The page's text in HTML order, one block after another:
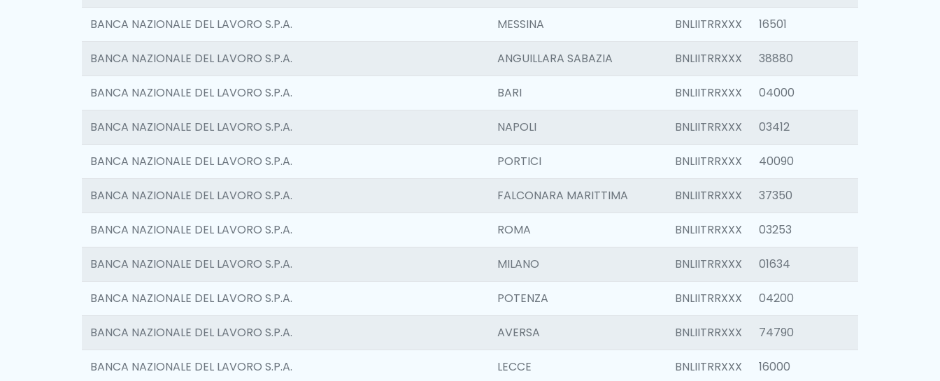
BANCA NAZIONALE DEL LAVORO S.P.A. MESSINA BNLIITRRXXX 16501
BANCA NAZIONALE DEL LAVORO S.P.A. ANGUILLARA SABAZIA BNLIITRRXXX 38880
BANCA NAZIONALE DEL LAVORO S.P.A. BARI BNLIITRRXXX 04000
BANCA NAZIONALE DEL LAVORO S.P.A. NAPOLI BNLIITRRXXX 03412
BANCA NAZIONALE DEL LAVORO S.P.A. PORTICI BNLIITRRXXX 40090
BANCA NAZIONALE DEL LAVORO S.P.A. FALCONARA MARITTIMA BNLIITRRXXX 37350
BANCA NAZIONALE DEL LAVORO S.P.A. ROMA BNLIITRRXXX 03253
BANCA NAZIONALE DEL LAVORO S.P.A. MILANO BNLIITRRXXX 01634
BANCA NAZIONALE DEL LAVORO S.P.A. POTENZA BNLIITRRXXX 04200
BANCA NAZIONALE DEL LAVORO S.P.A. AVERSA BNLIITRRXXX 74790
BANCA NAZIONALE DEL LAVORO S.P.A. LECCE BNLIITRRXXX 16000